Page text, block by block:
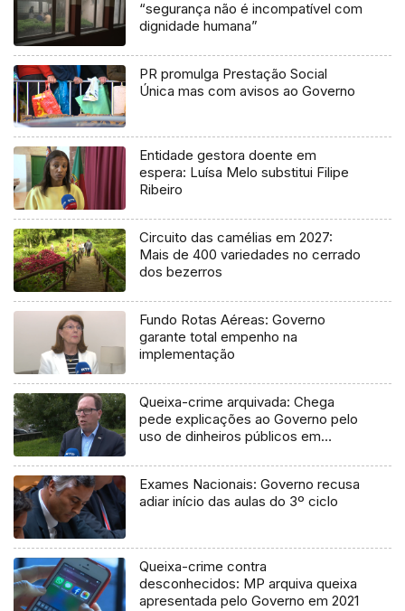
“segurança não é incompatível com
dignidade humana”
PR promulga Prestação Social
Única mas com avisos ao Governo
Entidade gestora doente em
espera: Luísa Melo substitui Filipe
Ribeiro
Circuito das camélias em 2027:
Mais de 400 variedades no cerrado
dos bezerros
Fundo Rotas Aéreas: Governo
garante total empenho na
implementação
Queixa-crime arquivada: Chega
pede explicações ao Governo pelo
uso de dinheiros públicos em
Exames Nacionais: Governo recusa
adiar início das aulas do 3º ciclo
Queixa-crime contra
desconhecidos: MP arquiva queixa
apresentada pelo Governo em 2021